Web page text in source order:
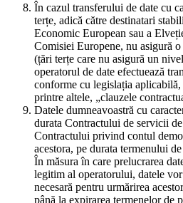
În cazul transferului de date cu
terțe, adică către destinatari
Economic European sau a
Comisiei Europene, nu asigură
(țări terțe care nu asigură un
operatorul de date efectuează
conforme cu legislația aplicabilă,
printre altele, „clauzele
Datele dumneavoastră cu
durata Contractului de servicii
Contractului privind contul
acestora, pe durata termenului
În măsura în care prelucrarea
legitim al operatorului, datele
necesară pentru urmărirea
până la expirarea termenelor de